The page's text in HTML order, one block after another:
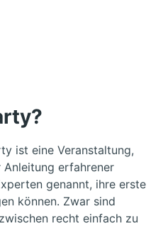
ist eine Veranstaltung,
erfahrener
genannt, ihre erste
können. Zwar sind
recht einfach zu